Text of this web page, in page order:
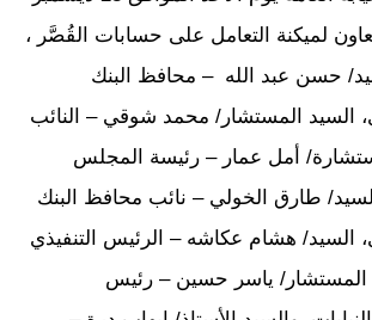
تعاون لميكنة التعامل على حسابات القُصَّر ،
حسن عبد الله – محافظ البنك
السيد المستشار/ محمد شوقي – النائب
أمل عمار – رئيسة المجلس
طارق الخولي – نائب محافظ البنك
السيد/ هشام عكاشه – الرئيس التنفيذي
المستشار/ ياسر حسين – رئيس